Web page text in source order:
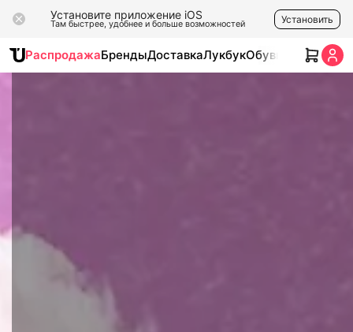
Установите приложение iOS
Там быстрее, удобнее и больше возможностей Установить
РаспродажаБрендыДоставкаЛукбукОбувь Одежда